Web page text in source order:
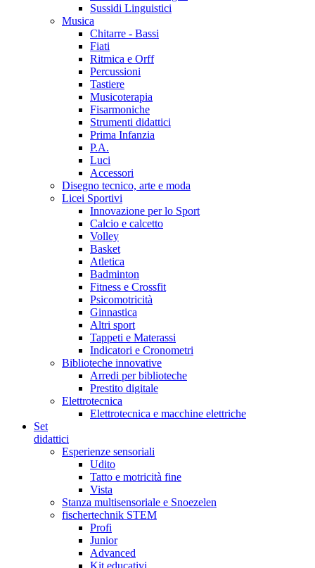
Sussidi Linguistici
Musica
Chitarre - Bassi
Fiati
Ritmica e Orff
Percussioni
Tastiere
Musicoterapia
Fisarmoniche
Strumenti didattici
Prima Infanzia
P.A.
Luci
Accessori
Disegno tecnico, arte e moda
Licei Sportivi
Innovazione per lo Sport
Calcio e calcetto
Volley
Basket
Atletica
Badminton
Fitness e Crossfit
Psicomotricità
Ginnastica
Altri sport
Tappeti e Materassi
Indicatori e Cronometri
Biblioteche innovative
Arredi per biblioteche
Prestito digitale
Elettrotecnica
Elettrotecnica e macchine elettriche
Set
didattici
Esperienze sensoriali
Udito
Tatto e motricità fine
Vista
Stanza multisensoriale e Snoezelen
fischertechnik STEM
Profi
Junior
Advanced
Kit educativi